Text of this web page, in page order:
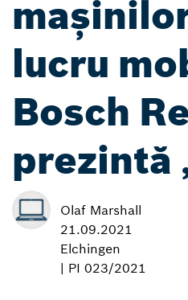
lucru
Bosch
prezintă
Olaf Marshall
21.09.2021
Elchingen
| PI 023/2021